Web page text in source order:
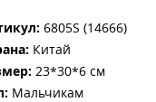
6805S (14666)
Китай
23*30*6 см
Мальчикам